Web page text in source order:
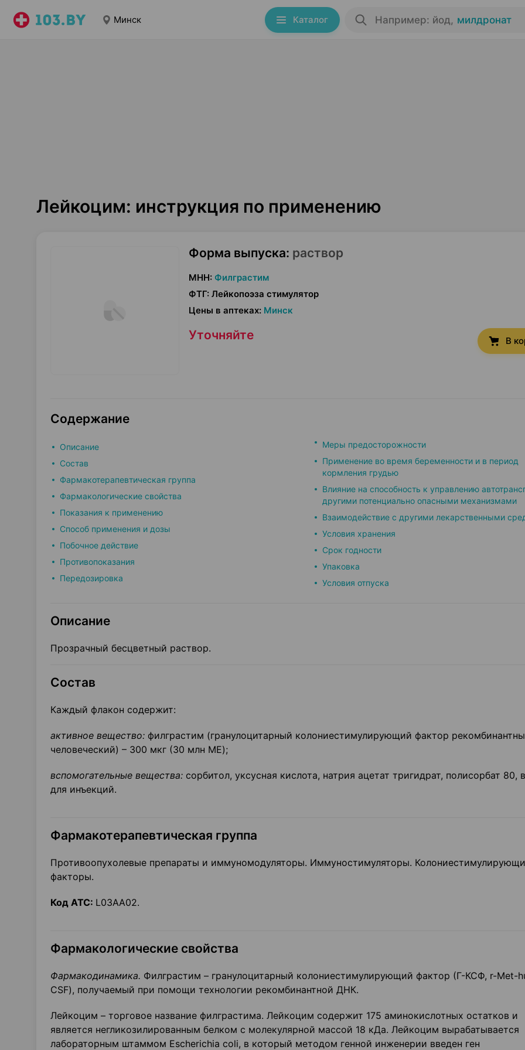
Минск Каталог Например: йод, милдронат
Лейкоцим: инструкция по применению
Форма выпуска: раствор
МНН: Филграстим
ФТГ: Лейкопоэза стимулятор
Цены в аптеках: Минск
Уточняйте В
Содержание
Описание
Состав
Фармакотерапевтическая группа
Фармакологические свойства
Показания к применению
Способ применения и дозы
Побочное действие
Противопоказания
Передозировка
Меры предосторожности
Применение во время беременности и в период
кормления грудью
Влияние на способность к управлению
другими потенциально опасными механизмами
Взаимодействие с другими лекарственными
Условия хранения
Срок годности
Упаковка
Условия отпуска
Описание
Прозрачный бесцветный раствор.
Состав
Каждый флакон содержит:
активное вещество: филграстим (гранулоцитарный колониестимулирующий фактор
человеческий) – 300 мкг (30 млн ME);
вспомогательные вещества: сорбитол, уксусная кислота, натрия ацетат тригидрат, полисорбат 80,
для инъекций.
Фармакотерапевтическая группа
Противоопухолевые препараты и иммуномодуляторы. Иммуностимуляторы.
факторы.
Код АТС: L03AA02.
Фармакологические свойства
Фармакодинамика. Филграстим – гранулоцитарный колониестимулирующий фактор (Г-КСФ, r-Met-
CSF), получаемый при помощи технологии рекомбинантной ДНК.
Лейкоцим – торговое название филграстима. Лейкоцим содержит 175 аминокислотных остатков и
является негликозилированным белком с молекулярной массой 18 кДа. Лейкоцим вырабатывается
лабораторным штаммом Escherichia coli, в который методом генной инженерии введен ген